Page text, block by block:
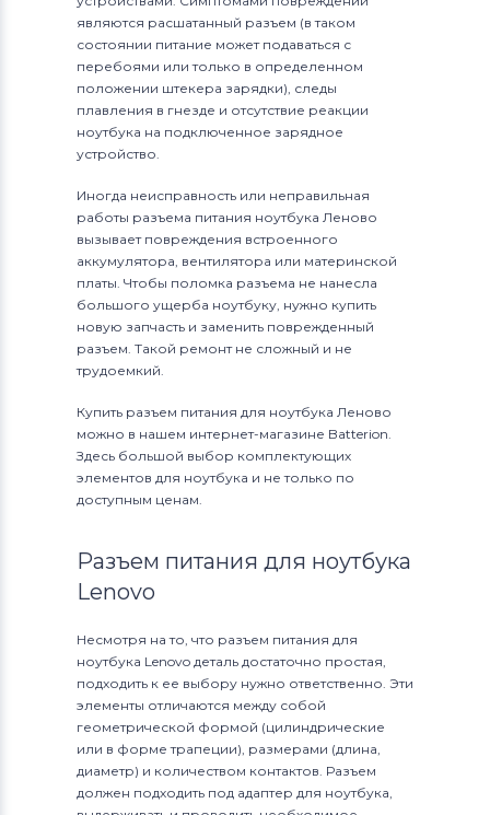
являются расшатанный разъем (в таком
состоянии питание может подаваться с
перебоями или только в определенном
положении штекера зарядки), следы
плавления в гнезде и отсутствие реакции
ноутбука на подключенное зарядное
устройство.
Иногда неисправность или неправильная
работы разъема питания ноутбука Леново
вызывает повреждения встроенного
аккумулятора, вентилятора или материнской
платы. Чтобы поломка разъема не нанесла
большого ущерба ноутбуку, нужно купить
новую запчасть и заменить поврежденный
разъем. Такой ремонт не сложный и не
трудоемкий.
Купить разъем питания для ноутбука Леново
можно в нашем интернет-магазине Batterion.
Здесь большой выбор комплектующих
элементов для ноутбука и не только по
доступным ценам.
Разъем питания для ноутбука
Lenovo
Несмотря на то, что разъем питания для
ноутбука Lenovo деталь достаточно простая,
подходить к ее выбору нужно ответственно. Эти
элементы отличаются между собой
геометрической формой (цилиндрические
или в форме трапеции), размерами (длина,
диаметр) и количеством контактов. Разъем
должен подходить под адаптер для ноутбука,